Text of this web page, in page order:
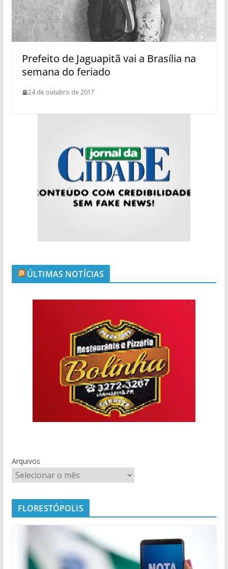
Prefeito de Jaguapitã vai a Brasília na
semana do feriado
24 de outubro de 2017
ÚLTIMAS NOTÍCIAS
Arquivos
FLORESTÓPOLIS